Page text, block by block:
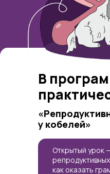
В
у кобелей»
Открытый урок
как оказать